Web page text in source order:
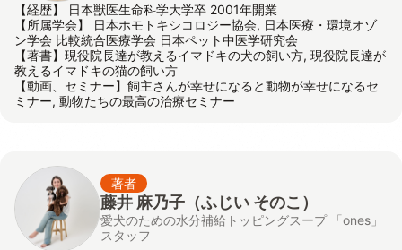
【経歴】 日本獣医生命科学大学卒 2001年開業
【所属学会】 日本ホモトキシコロジー協会, 日本医療・環境オゾ
ン学会 比較統合医療学会 日本ペット中医学研究会
【著書】現役院長達が教えるイマドキの犬の飼い方, 現役院長達が
教えるイマドキの猫の飼い方
【動画、セミナー】飼主さんが幸せになると動物が幸せになるセ
ミナー, 動物たちの最高の治療セミナー
著者
藤井 麻乃子（ふじい そのこ）
愛犬のための水分補給トッピングスープ 「ones」
スタッフ